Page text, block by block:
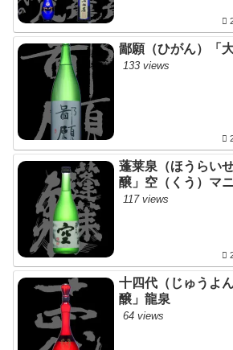
鄙願（ひがん）「大
133 views
蓬莱泉（ほうらい
醸」空（くう）マ
117 views
十四代（じゅうよ
醸」龍泉
64 views